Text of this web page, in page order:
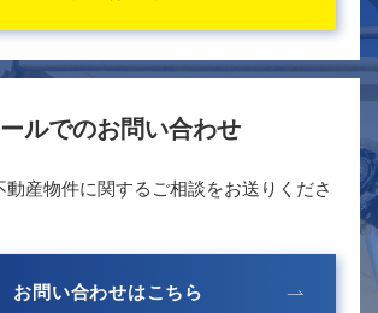
ルでのお問い合わせ
動産物件に関するご相談をお送りくださ
お問い合わせはこちら